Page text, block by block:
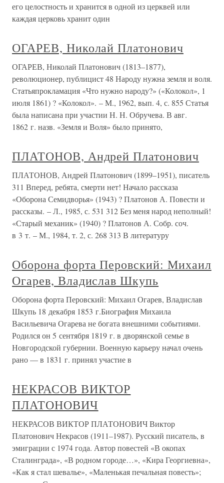
его целостность и хранится в одной из церквей или
каждая церковь хранит один
ОГАРЕВ, Николай Платонович
ОГАРЕВ, Николай Платонович (1813–1877),
революционер, публицист 48 Народу нужна земля и воля.
Статьяпрокламация «Что нужно народу?» («Колокол», 1
июля 1861) ? «Колокол». – М., 1962, вып. 4, с. 855 Статья
была написана при участии Н. Н. Обручева. В авг.
1862 г. назв. «Земля и Воля» было принято,
ПЛАТОНОВ, Андрей Платонович
ПЛАТОНОВ, Андрей Платонович (1899–1951), писатель
311 Вперед, ребята, смерти нет! Начало рассказа
«Оборона Семидворья» (1943) ? Платонов А. Повести и
рассказы. – Л., 1985, с. 531 312 Без меня народ неполный!
«Старый механик» (1940) ? Платонов А. Собр. соч.
в 3 т. – М., 1984, т. 2, с. 268 313 В литературу
Оборона форта Перовский: Михаил
Огарев, Владислав Шкупь
Оборона форта Перовский: Михаил Огарев, Владислав
Шкупь 18 декабря 1853 г.Биография Михаила
Васильевича Огарева не богата внешними событиями.
Родился он 5 сентября 1819 г. в дворянской семье в
Новгородской губернии. Военную карьеру начал очень
рано — в 1831 г. принял участие в
НЕКРАСОВ ВИКТОР
ПЛАТОНОВИЧ
НЕКРАСОВ ВИКТОР ПЛАТОНОВИЧ Виктор
Платонович Некрасов (1911–1987). Русский писатель, в
эмиграции с 1974 года. Автор повестей «В окопах
Сталинграда», «В родном городе…», «Кира Георгиевна»,
«Как я стал шевалье», «Маленькая печальная повесть»;